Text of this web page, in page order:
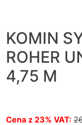
KOMIN
ROHER
4,75 M
Cena z 23% VAT: